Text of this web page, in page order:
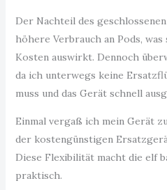
Der Nachteil des
höhere Verbrauch an Pods,
Kosten auswirkt. Dennoch
da ich unterwegs keine
muss und das Gerät schnell
Einmal vergaß ich mein Gerät
der kostengünstigen
Diese Flexibilität macht die elf
praktisch.